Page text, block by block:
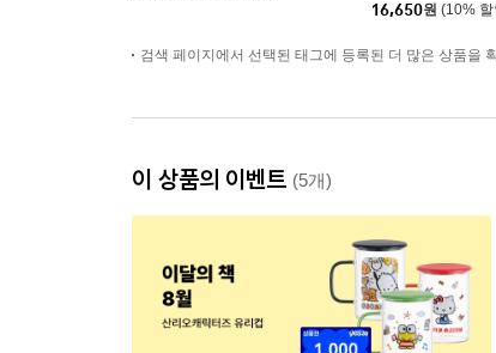
16,650원 (10%
검색 페이지에서 선택된 태그에 등록된 더 많은 상품을
이 상품의 이벤트 (5개)